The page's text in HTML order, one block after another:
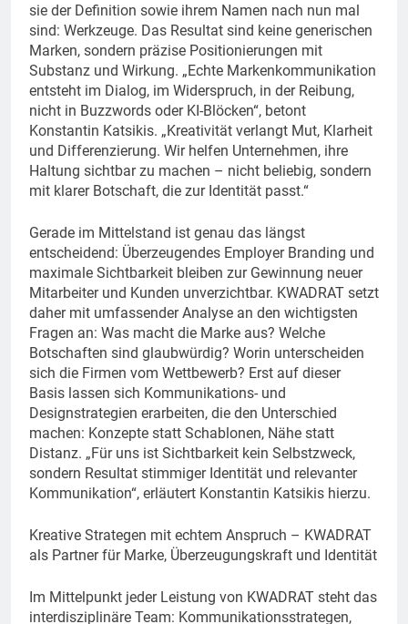
sie der Definition sowie ihrem Namen nach nun mal
sind: Werkzeuge. Das Resultat sind keine generischen
Marken, sondern präzise Positionierungen mit
Substanz und Wirkung. „Echte Markenkommunikation
entsteht im Dialog, im Widerspruch, in der Reibung,
nicht in Buzzwords oder KI-Blöcken“, betont
Konstantin Katsikis. „Kreativität verlangt Mut, Klarheit
und Differenzierung. Wir helfen Unternehmen, ihre
Haltung sichtbar zu machen – nicht beliebig, sondern
mit klarer Botschaft, die zur Identität passt.“
Gerade im Mittelstand ist genau das längst
entscheidend: Überzeugendes Employer Branding und
maximale Sichtbarkeit bleiben zur Gewinnung neuer
Mitarbeiter und Kunden unverzichtbar. KWADRAT setzt
daher mit umfassender Analyse an den wichtigsten
Fragen an: Was macht die Marke aus? Welche
Botschaften sind glaubwürdig? Worin unterscheiden
sich die Firmen vom Wettbewerb? Erst auf dieser
Basis lassen sich Kommunikations- und
Designstrategien erarbeiten, die den Unterschied
machen: Konzepte statt Schablonen, Nähe statt
Distanz. „Für uns ist Sichtbarkeit kein Selbstzweck,
sondern Resultat stimmiger Identität und relevanter
Kommunikation“, erläutert Konstantin Katsikis hierzu.
Kreative Strategen mit echtem Anspruch – KWADRAT
als Partner für Marke, Überzeugungskraft und Identität
Im Mittelpunkt jeder Leistung von KWADRAT steht das
interdisziplinäre Team: Kommunikationsstrategen,